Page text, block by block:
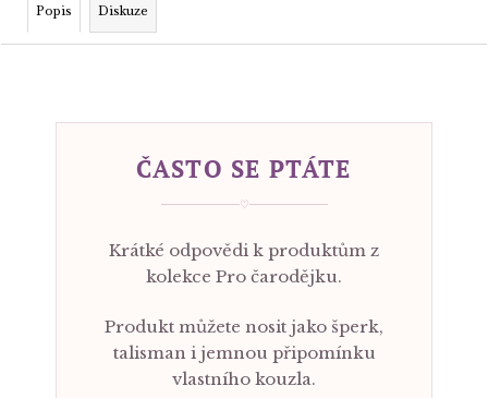
Popis Diskuze
ČASTO SE PTÁTE
♡
Krátké odpovědi k produktům z
kolekce Pro čarodějku.
Produkt můžete nosit jako šperk,
talisman i jemnou připomínku
vlastního kouzla.